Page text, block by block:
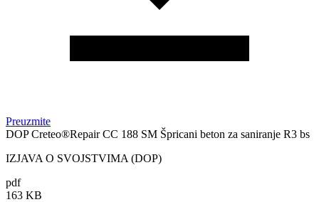
Preuzmite
DOP Creteo®Repair CC 188 SM Špricani beton za saniranje R3 bs
IZJAVA O SVOJSTVIMA (DOP)
pdf
163 KB